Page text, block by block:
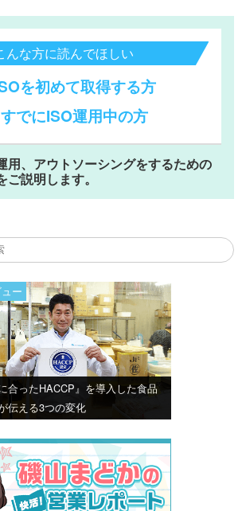
んな方に読んでほしい
を初めて取得する方
すでにISO運用中の方
用、アウトソーシングをするための
説明します。
ー
合ったHACCP』を導入した食品
伝える3つの変化